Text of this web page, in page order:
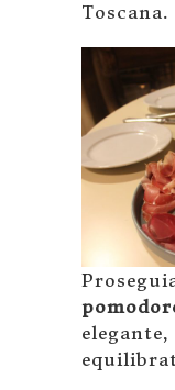
Toscana.